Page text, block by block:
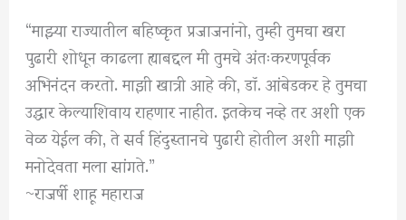
“माझ्या राज्यातील बहिष्कृत प्रजाजनांनो, तुम्ही तुमचा खरा
पुढारी शोधून काढला ह्याबद्दल मी तुमचे अंतःकरणपूर्वक
अभिनंदन करतो. माझी खात्री आहे की, डॉ. आंबेडकर हे तुमचा
उद्धार केल्याशिवाय राहणार नाहीत. इतकेच नव्हे तर अशी एक
वेळ येईल की, ते सर्व हिंदुस्तानचे पुढारी होतील अशी माझी
मनोदेवता मला सांगते.”
~राजर्षी शाहू महाराज